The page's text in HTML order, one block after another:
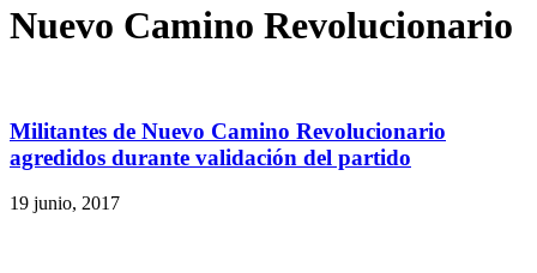
Nuevo Camino Revolucionario
Militantes de Nuevo Camino Revolucionario
agredidos durante validación del partido
19 junio, 2017